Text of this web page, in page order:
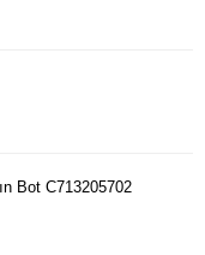
Bot C713205702